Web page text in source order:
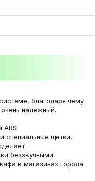
благодаря чему
надежный.
ABS
специальные щетки,
беззвучными.
в магазинах города